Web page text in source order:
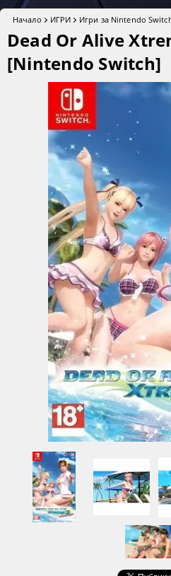
Начало ИГРИ Игри за Nintendo
Dead Or Alive
[Nintendo Switch]